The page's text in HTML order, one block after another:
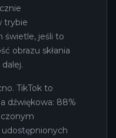
trybie
świetle, jeśli to
obrazu skłania
TikTok to
dźwiękowa: 88%